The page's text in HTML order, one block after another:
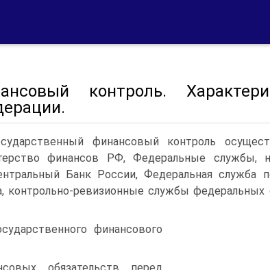
контроль.
финансовый контроль
финансов РФ, Федеральные службы,
Банк России, Федеральная служба
контрольно-ревизионные службы федеральных
финансового